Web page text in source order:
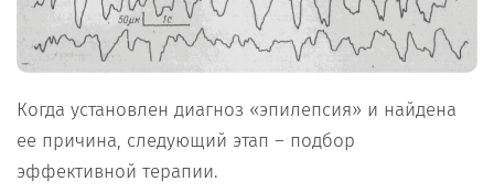
Когда установлен диагноз «эпилепсия» и найдена
ее причина, следующий этап – подбор
эффективной терапии.